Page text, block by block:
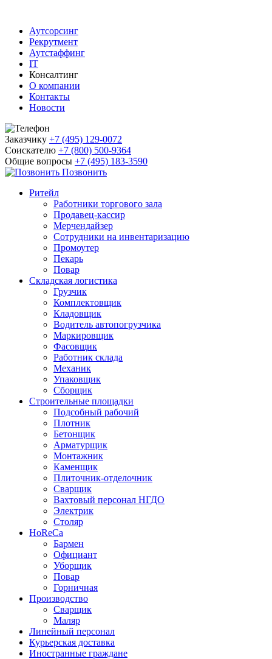
Аутсорсинг
Рекрутмент
Аутстаффинг
IT
Консалтинг
О компании
Контакты
Новости
Заказчику +7 (495) 129-0072
Соискателю +7 (800) 500-9364
Общие вопросы +7 (495) 183-3590
Позвонить
Ритейл
Работники торгового зала
Продавец-кассир
Мерчендайзер
Сотрудники на инвентаризацию
Промоутер
Пекарь
Повар
Складская логистика
Грузчик
Комплектовщик
Кладовщик
Водитель автопогрузчика
Маркировщик
Фасовщик
Работник склада
Механик
Упаковщик
Сборщик
Строительные площадки
Подсобный рабочий
Плотник
Бетонщик
Арматурщик
Монтажник
Каменщик
Плиточник-отделочник
Сварщик
Вахтовый персонал НГДО
Электрик
Столяр
HoReCa
Бармен
Официант
Уборщик
Повар
Горничная
Производство
Сварщик
Маляр
Линейный персонал
Курьерская доставка
Иностранные граждане